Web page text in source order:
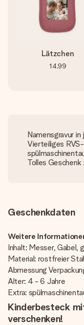
Lätzchen
14,99
Namensgravur
Vierteiliges
Tolles
Geschenkdaten
Weitere
Inhalt: Messer,
Material: rostfreier
Abmessung
Alter: 4 - 6 Jahre
Extra:
Kinderbesteck
verschenken!